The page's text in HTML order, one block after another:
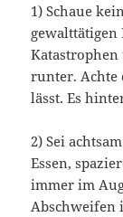
1) Schaue
gewalttätigen
runter. Achte
lässt. Es
2) Sei
Essen,
immer im
Abschweifen